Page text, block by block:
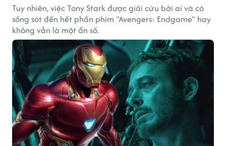
Tuy nhiên, việc Tony Stark được giải cứu bởi ai và có
sống sót đến hết phần phim "Avengers: Endgame" hay
không vẫn là một ẩn số.